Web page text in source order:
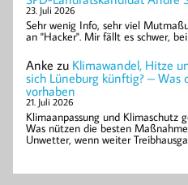
23. Juli 2026
Sehr wenig Info, sehr viel
an "Hacker". Mir fällt es schwer,
Anke zu Klimawandel, Hitze
sich Lüneburg künftig? –
vorhaben
21. Juli 2026
Klimaanpassung und Klimaschutz
Was nützen die besten
Unwetter, wenn weiter